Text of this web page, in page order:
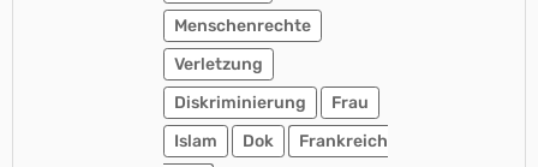
Menschenrechte
Verletzung
Diskriminierung
Frau
Islam
Dok
Frankreich